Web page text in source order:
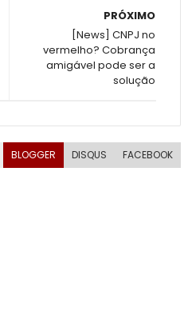
PRÓXIMO
[News] CNPJ no
vermelho? Cobrança
amigável pode ser a
solução
BLOGGER DISQUS FACEBOOK